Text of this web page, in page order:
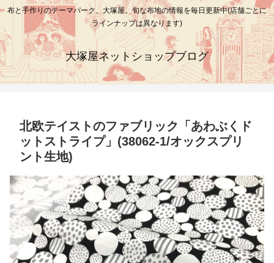
布と手作りのテーマパーク、大塚屋。旬な布地の情報を毎日更新中(店舗ごとに
ラインナップは異なります)
大塚屋ネットショップブログ
北欧テイストのファブリック「あわぶくド
ットストライプ」(38062-1/オックスプリ
ント生地)